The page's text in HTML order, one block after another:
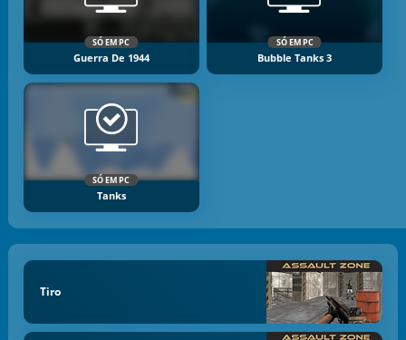
SÓ EM PC
Guerra De 1944
SÓ EM PC
Bubble Tanks 3
SÓ EM PC
Tanks
Tiro